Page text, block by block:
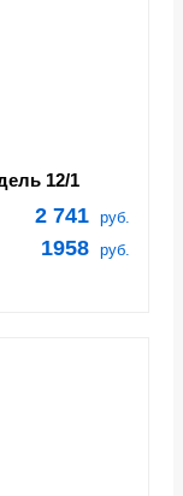
12/1
2 741 руб.
1958 руб.